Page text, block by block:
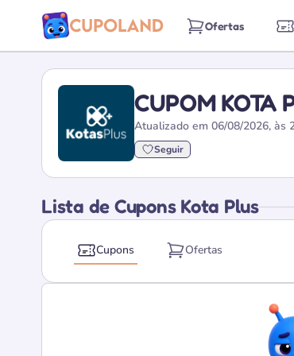
Ofertas
CUPOM KOTA
Atualizado em 06/08/2026, às
Seguir
Lista de Cupons Kota Plus
Cupons Ofertas